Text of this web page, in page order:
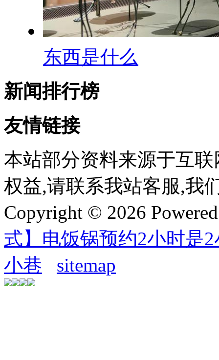
东西是什么
新闻排行榜
友情链接
本站部分资料来源于互
权益,请联系我站客服,我
Copyright © 2026
式】电饭锅预约2小时是
小巷
sitemap